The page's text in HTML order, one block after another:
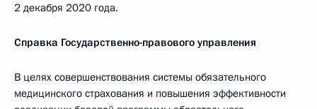
2 декабря 2020 года.
Справка Государственно-правового управления
В целях совершенствования системы обязательного
медицинского страхования и повышения эффективности